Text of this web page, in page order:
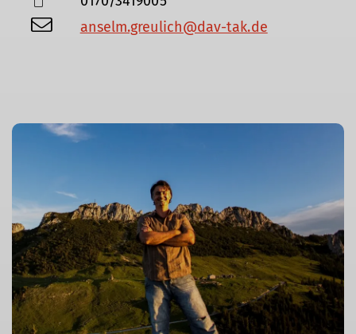
anselm.greulich@dav-tak.de